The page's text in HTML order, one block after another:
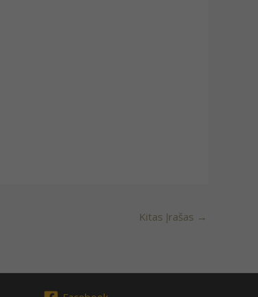
Kitas Įrašas →